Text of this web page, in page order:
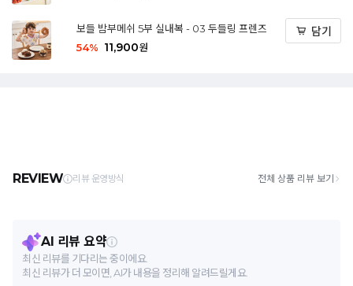
보들 밤부메쉬 5부 실내복 - 03 두들링 프렌즈
54% 11,900원
담기